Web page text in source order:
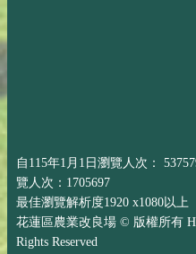
自115年1月1日瀏覽人次：
覽人次：1705697
最佳瀏覽解析度1920 x1080以上
花蓮區農業改良場 © 版權所有
Rights Reserved